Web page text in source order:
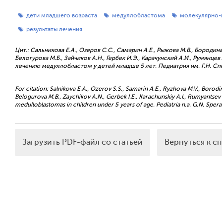
дети младшего возраста медуллобластома
молекулярно-
результаты лечения
Цит.: Сальникова Е.А., Озеров С.С., Самарин А.Е., Рыжова М.В.,
Белогурова М.Б., Зайчиков А.Н., Гербек И.Э., Карачунский А.И.,
лечению медуллобластом у детей младше 5 лет. Педиатрия им. Г.Н.
For citation: Salnikova E.A., Ozerov S.S., Samarin A.E., Ryzhova M.V.,
Belogurova M.B., Zaychikov A.N., Gerbek I.E., Karachunskiy A.I.,
medulloblastomas in children under 5 years of age. Pediatria n.a. G.N.
Загрузить PDF-файл со статьей Вернуться к